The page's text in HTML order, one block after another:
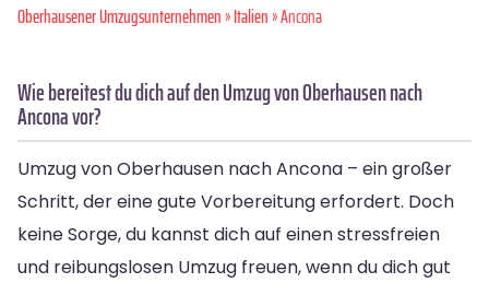
Oberhausener Umzugsunternehmen»Italien» Ancona
Wie bereitest du dich auf den Umzug von Oberhausen nach
Ancona vor?
Umzug von Oberhausen nach Ancona – ein großer
Schritt, der eine gute Vorbereitung erfordert. Doch
keine Sorge, du kannst dich auf einen stressfreien
und reibungslosen Umzug freuen, wenn du dich gut